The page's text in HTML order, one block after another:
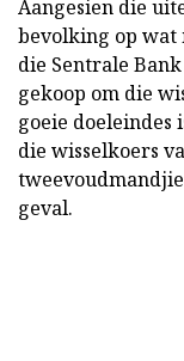
Aangesien die
bevolking op wat
die Sentrale
gekoop om die
goeie doeleindes
die wisselkoers
geval.